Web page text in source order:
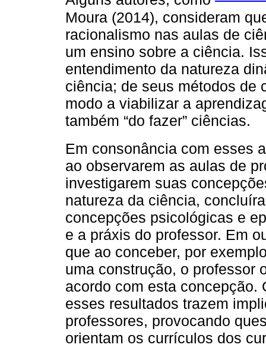
Moura (2014), consideram
racionalismo nas aulas de
um ensino sobre a ciência.
entendimento da natureza
ciência; de seus métodos de
modo a viabilizar a
também “do fazer” ciências.
Em consonância com esses
ao observarem as aulas de
investigarem suas
natureza da ciência,
concepções psicológicas e
e a práxis do professor. Em
que ao conceber, por
uma construção, o professor
acordo com esta concepção.
esses resultados trazem
professores, provocando
orientam os currículos dos